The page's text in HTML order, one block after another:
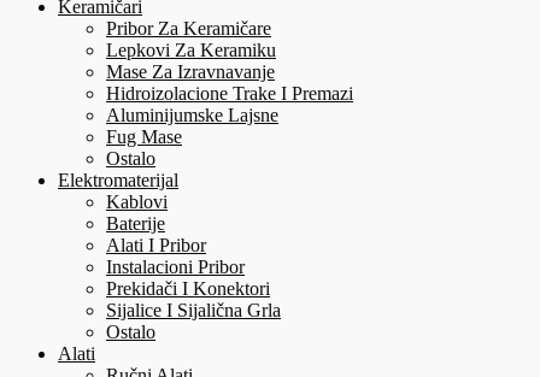
Keramičari
Pribor Za Keramičare
Lepkovi Za Keramiku
Mase Za Izravnavanje
Hidroizolacione Trake I Premazi
Aluminijumske Lajsne
Fug Mase
Ostalo
Elektromaterijal
Kablovi
Baterije
Alati I Pribor
Instalacioni Pribor
Prekidači I Konektori
Sijalice I Sijalična Grla
Ostalo
Alati